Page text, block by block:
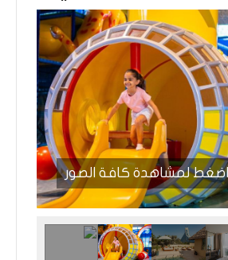
اضغط لمشاهدة كافة الصور